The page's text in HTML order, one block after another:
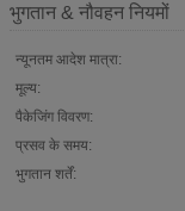
भुगतान & नौवहन नियमों
न्यूनतम आदेश मात्रा:
मूल्य:
पैकेजिंग विवरण:
प्रसव के समय:
भुगतान शर्तें: